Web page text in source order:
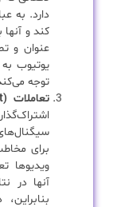
دارد. به
کند و
یوتیوب
توجه
تعاملات (Engagement)
برای
ویدیوها
آنها در